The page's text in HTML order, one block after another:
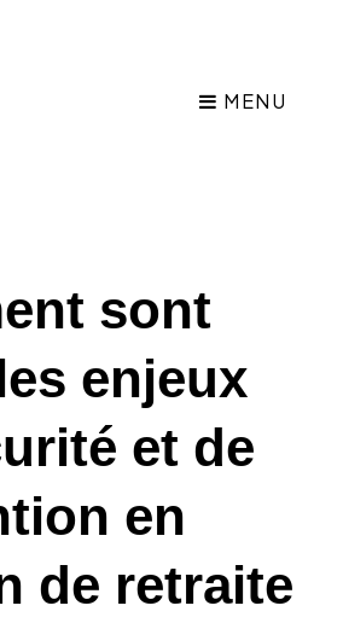
MENU
sont
enjeux
et de
en
de retraite